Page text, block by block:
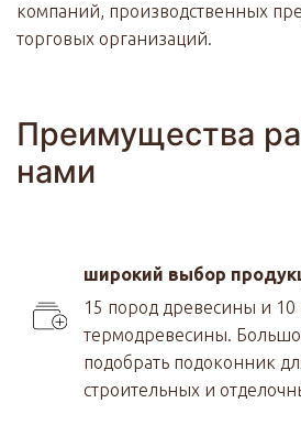
компаний, производственных
торговых организаций.
Преимущества
нами
широкий выбор
15 пород древесины и 10
термодревесины.
подобрать подоконник
строительных и